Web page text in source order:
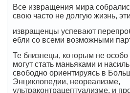
Все извращения мира
свою часто не долгую жизнь, эти
извращенцы успевают
ебли со всеми возможными
Те близнецы, которым не особо
могут стать маньяками и
свободно ориентируясь в
Энциклопедии, неореализме,
ультраконтрацептуализме, и